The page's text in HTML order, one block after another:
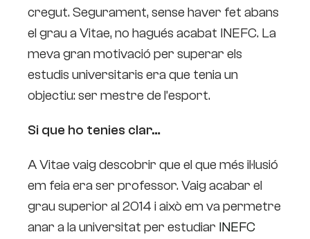
cregut. Segurament, sense haver fet abans
el grau a Vitae, no hagués acabat INEFC. La
meva gran motivació per superar els
estudis universitaris era que tenia un
objectiu: ser mestre de l’esport.
Si que ho tenies clar…
A Vitae vaig descobrir que el que més il·lusió
em feia era ser professor. Vaig acabar el
grau superior al 2014 i això em va permetre
anar a la universitat per estudiar INEFC